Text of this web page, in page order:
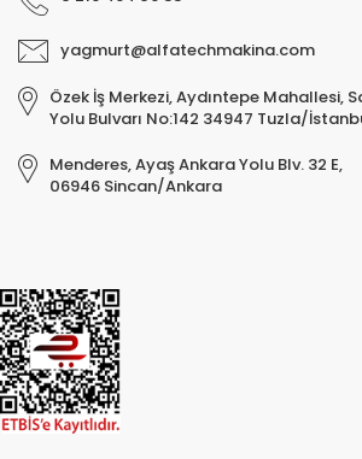
yagmurt@alfatechmakina.com
Özek İş Merkezi, Aydıntepe Mahallesi,
Yolu Bulvarı No:142 34947 Tuzla/
Menderes, Ayaş Ankara Yolu Blv. 32 E,
06946 Sincan/Ankara